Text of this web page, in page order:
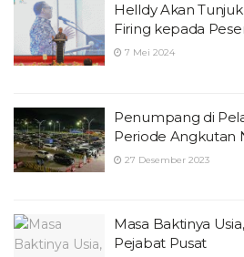
Helldy Akan
Firing kepada
7 Mei 2024
Penumpang di
Periode Angkutan
27 Desember 2023
Masa Baktinya
Pejabat Pusat